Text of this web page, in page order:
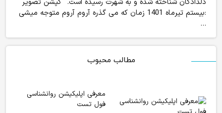
:بیستم تیرماه 1401 زمان که می گذره آروم آروم متوجه میشی
...
مطالب محبوب
معرفی اپلیکیشن روانشناسی
فول تست